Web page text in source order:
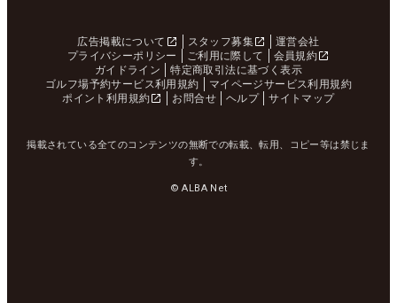
広告掲載について スタッフ募集
運営会社
プライバシーポリシー
ご利用に際して
会員規約
ガイドライン
特定商取引法に基づく表示
ゴルフ場予約サービス利用規約
マイページサービス利用規約
ポイント利用規約
お問合せ ヘルプ サイトマップ
掲載されている全てのコンテンツの無断での転載、転用、コピー等は禁じま
す。
© ALBA Net